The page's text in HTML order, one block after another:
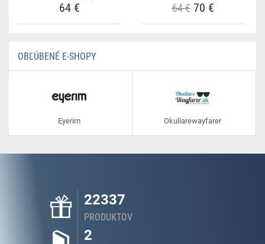
64 € 64 €70 €
OBĽÚBENÉ E-SHOPY
Eyerim Okuliarewayfarer
22337
PRODUKTOV
2